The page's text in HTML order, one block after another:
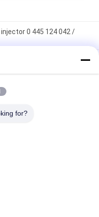
0 445 124 042 /
Rail Valve Set -
F00VC01538
Voor Injector 0 445
for?